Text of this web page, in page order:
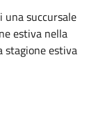
una succursale
estiva nella
stagione estiva